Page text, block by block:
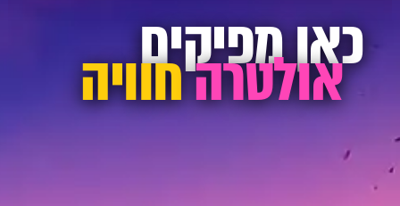
כאן מפיקים
אולטרהחוויה